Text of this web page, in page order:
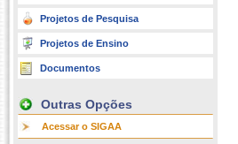
Projetos de Pesquisa
Projetos de Ensino
Documentos
Outras Opções
Acessar o SIGAA